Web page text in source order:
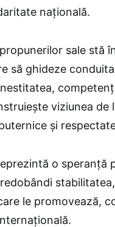
naţională.
sale stă
să ghideze
viziunea de
şi
o speranţă
le promovează,